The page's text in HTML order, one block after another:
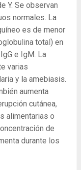
Y. Se observan
normales. La
es de menor
total) en
e IgM. La
varias
y la amebiasis.
aumenta
cutánea,
alimentarias o
de
durante los